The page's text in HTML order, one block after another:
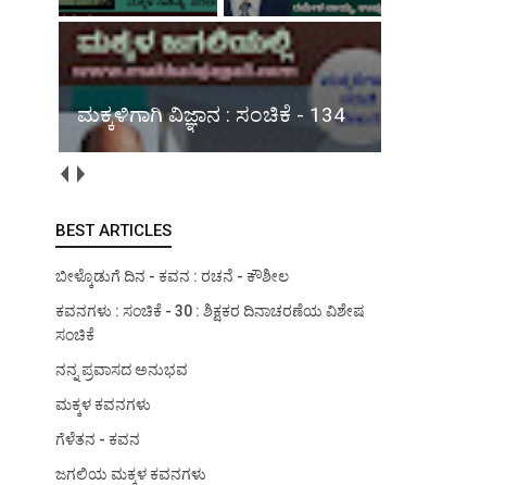
ಮಳೆಯ ವಿಶೇಷ ಅನುಭವ : ಸಂಚಿಕೆ -
02
BEST ARTICLES
ಬೀಳ್ಕೊಡುಗೆ ದಿನ - ಕವನ : ರಚನೆ - ಕೌಶೀಲ
ಕವನಗಳು : ಸಂಚಿಕೆ - 30 : ಶಿಕ್ಷಕರ ದಿನಾಚರಣೆಯ ವಿಶೇಷ
ಸಂಚಿಕೆ
ನನ್ನ ಪ್ರವಾಸದ ಅನುಭವ
ಮಕ್ಕಳ ಕವನಗಳು
ಗೆಳೆತನ - ಕವನ
ಜಗಲಿಯ ಮಕ್ಕಳ ಕವನಗಳು